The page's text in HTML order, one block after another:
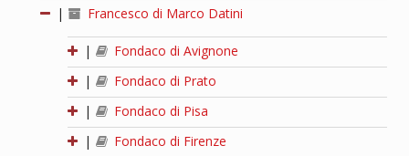
| Francesco di Marco Datini
|
Fondaco di Avignone
|
Fondaco di Prato
|
Fondaco di Pisa
|
Fondaco di Firenze